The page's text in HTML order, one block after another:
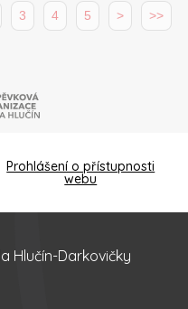
3 4 5 > >>
Prohlášení o přístupnosti
webu
Hlučín-Darkovičky